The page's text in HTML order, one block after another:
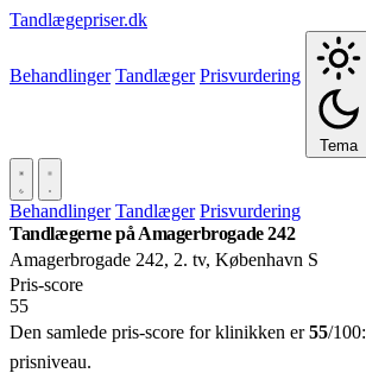
Tandlægepriser.dk
Behandlinger Tandlæger Prisvurdering
Tema
Behandlinger Tandlæger Prisvurdering
Tandlægerne på Amagerbrogade 242
Amagerbrogade 242, 2. tv, København S
Pris‑score
55
Den samlede pris-score for klinikken er55/100:
prisniveau.